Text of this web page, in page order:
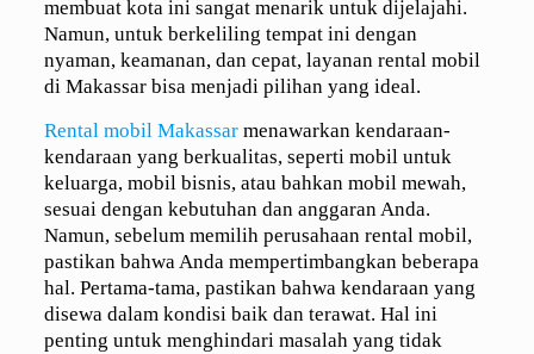
membuat kota ini sangat menarik untuk dijelajahi.
Namun, untuk berkeliling tempat ini dengan
nyaman, keamanan, dan cepat, layanan rental mobil
di Makassar bisa menjadi pilihan yang ideal.
Rental mobil Makassarmenawarkan kendaraan-
kendaraan yang berkualitas, seperti mobil untuk
keluarga, mobil bisnis, atau bahkan mobil mewah,
sesuai dengan kebutuhan dan anggaran Anda.
Namun, sebelum memilih perusahaan rental mobil,
pastikan bahwa Anda mempertimbangkan beberapa
hal. Pertama-tama, pastikan bahwa kendaraan yang
disewa dalam kondisi baik dan terawat. Hal ini
penting untuk menghindari masalah yang tidak